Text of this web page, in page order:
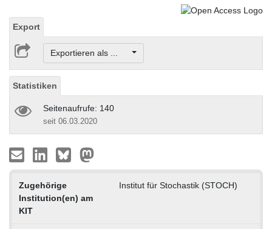
Export
Exportieren als ...
Statistiken
Seitenaufrufe: 140
seit 06.03.2020
Zugehörige
Institution(en) am
KIT
Institut für Stochastik (STOCH)